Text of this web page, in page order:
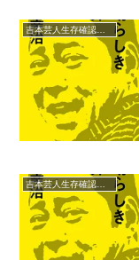
吉本芸人生存確認テレフォン
吉本芸人生存確認テレフォン